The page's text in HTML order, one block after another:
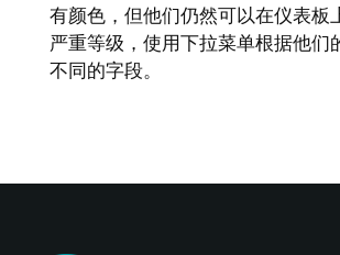
有颜色，但他们仍然可以在仪表板
严重等级，使用下拉菜单根据他们
不同的字段。